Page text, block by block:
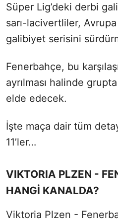
Süper Lig’deki derbi
sarı-lacivertliler,
galibiyet serisini
Fenerbahçe, bu
ayrılması halinde
elde edecek.
İşte maça dair tüm
11’ler…
VIKTORIA PLZEN -
HANGİ KANALDA?
Viktoria Plzen -